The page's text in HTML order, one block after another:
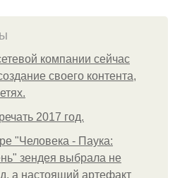
компании сейчас
своего контента,
2017 год.
"Человека - Паука:
зендея выбрала не
а настоящий артефакт